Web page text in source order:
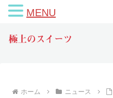
極上のスイーツ
ホーム ニュース
MENU